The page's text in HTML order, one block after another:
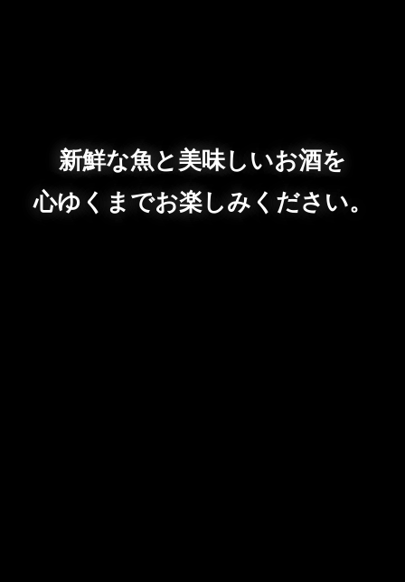
新鮮な魚と美味しいお酒を
心ゆくまでお楽しみください。